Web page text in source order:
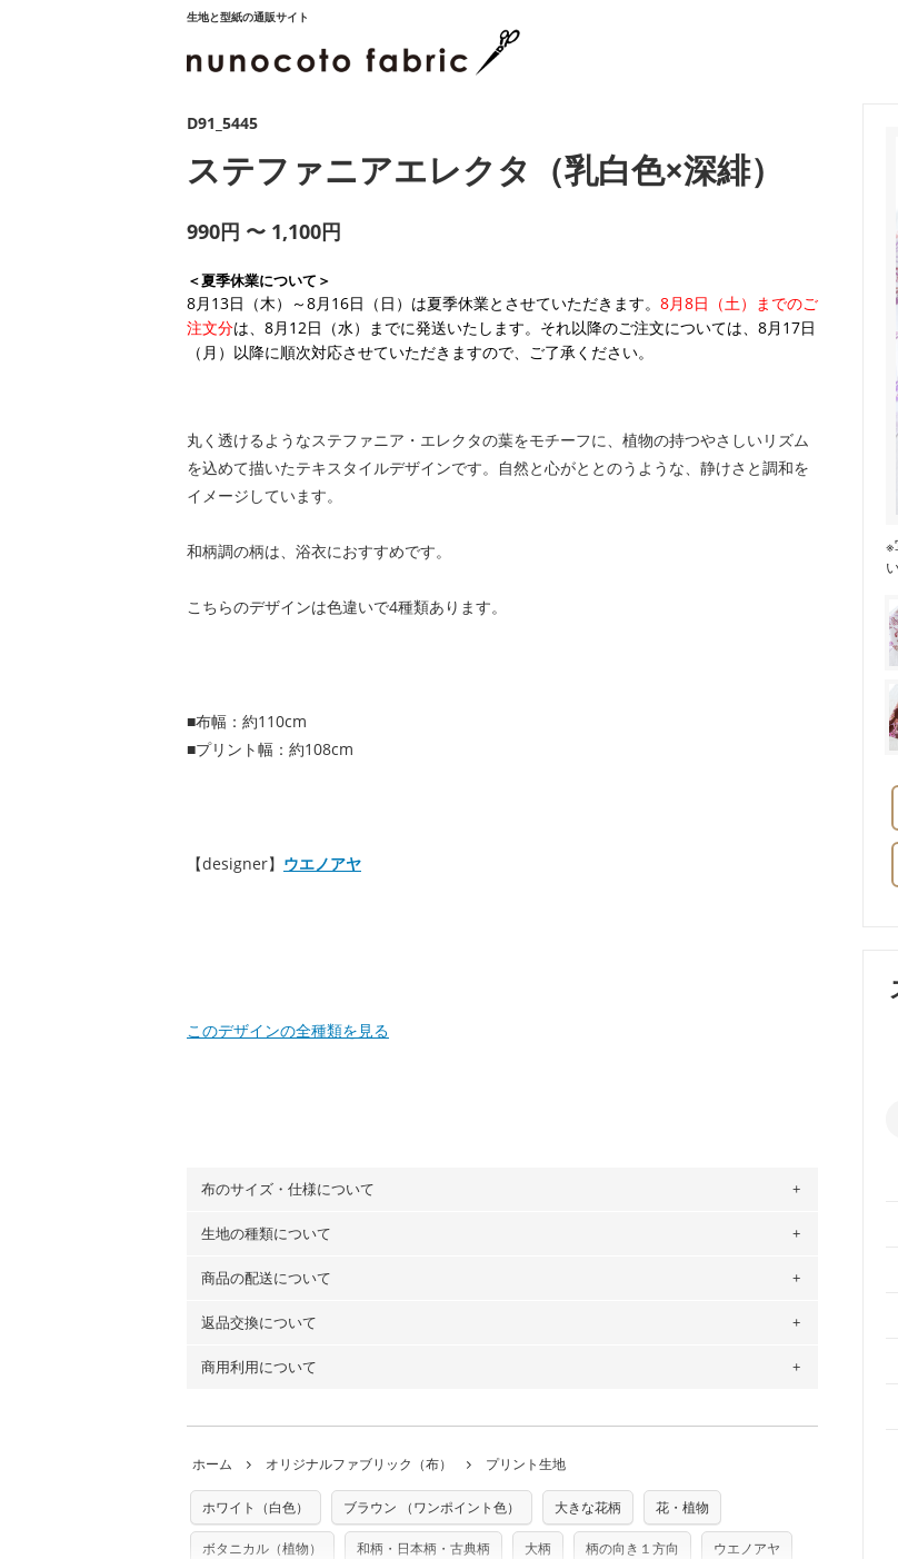
生地と型紙の通販サイト
※
D91_5445
ステファニアエレクタ（乳白色×深緋）
990円 〜 1,100円
＜夏季休業について＞
8月13日（木）～8月16日（日）は夏季休業とさせていただきます。 8月8日（土）までのご
注文分は、8月12日（水）までに発送いたします。それ以降のご注文については、8月17日
（月）以降に順次対応させていただきますので、ご了承ください。
丸く透けるようなステファニア・エレクタの葉をモチーフに、植物の持つやさしいリズム
を込めて描いたテキスタイルデザインです。自然と心がととのうような、静けさと調和を
イメージしています。
和柄調の柄は、浴衣におすすめです。
こちらのデザインは色違いで4種類あります。
■布幅：約110cm
■プリント幅：約108cm
【designer】 ウエノアヤ
このデザインの全種類を見る
布のサイズ・仕様について
布の長さは50cm単位での販売になります。
※カットを希望の方は備考欄に「50cmずつカット希望」などご記載ください（50cm
単位でのカットのみ）
生地の種類について
・現在、すべてのデザインのプリントに使用している生地は６種類です。素材は
ーン）・コットンリネン（ビエラ織）・100％コットン（ツイル）・100％コットン
（キャンバス・11号帆布）です。
◎ 各生地の詳細を見る
商品の配送について
・ネコポスでの配送は、布は2mまで型紙は2個までとなります（一部例外有り）それ
ります。
※万が一、検品時に不備が見つかった場合は、4～5営業日後の発送となる場合がござ
※土日祝は営業日に含まれません。
※配送日のご指定は承れません。出来上がり次第、順次発送いたします。
返品交換について
・布はご注文後に注文数量のみをプリントするため、
購入後の返品および交換は承る
ていた色味と違う、などの理由での返品は承れません。予めご了承ください。
返品・交換対象の基準について詳しくは こちら
商用利用について
た記載も不要です。（製品化した際に起こる全ての問題、クレームにつきましては当
店及びnunocoto fabricは一切の責任を負いませんのでご了承ください）
※有料型紙（ホームソーイング型紙シリーズ）および柄がえらべるキットに付属された
型紙は商用利用できませんのでご注意ください。型紙自体の転用・販売および型紙を
ホーム オリジナルファブリック（布） プリント生地
ホワイト（白色） ブラウン （ワンポイント色） 大きな花柄 花・植物
ボタニカル（植物） 和柄・日本柄・古典柄 大柄 柄の向き１方向 ウエノアヤ